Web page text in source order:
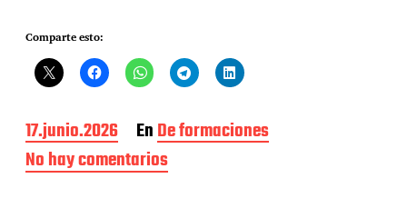
Comparte esto:
F
e
c
17.junio.2026 EnDe formaciones
No hay comentariose
n